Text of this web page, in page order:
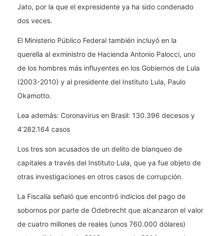
Jato, por la que el expresidente ya ha sido condenado
dos veces.
El Ministerio Público Federal también incluyó en la
querella al exministro de Hacienda Antonio Palocci, uno
de los hombres más influyentes en los Gobiernos de Lula
(2003-2010) y al presidente del Instituto Lula, Paulo
Okamotto.
Lea además: Coronavirus en Brasil: 130.396 decesos y
4’282.164 casos
Los tres son acusados de un delito de blanqueo de
capitales a través del Instituto Lula, que ya fue objeto de
otras investigaciones en otros casos de corrupción.
La Fiscalía señaló que encontró indicios del pago de
sobornos por parte de Odebrecht que alcanzaron el valor
de cuatro millones de reales (unos 760.000 dólares)